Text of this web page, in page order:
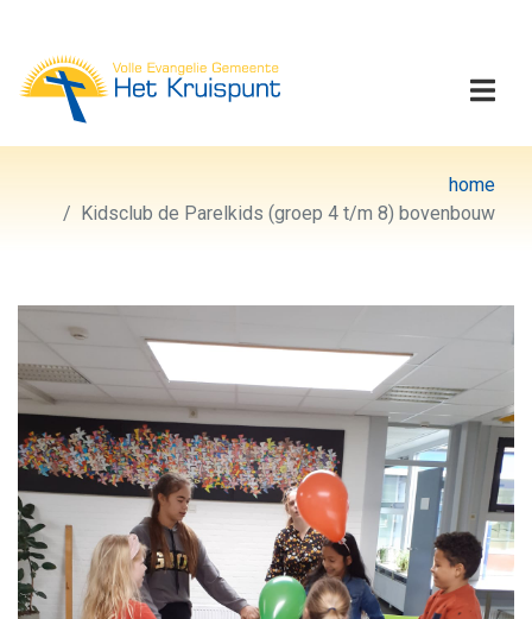
Volle Evangelie
home
Kidsclub de Parelkids (groep 4 t/m 8) bovenbouw